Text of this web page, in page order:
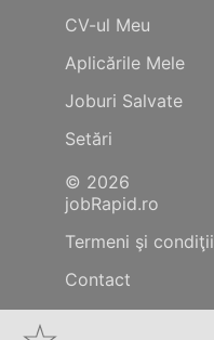
CV-ul Meu
Aplicările Mele
Joburi Salvate
Setări
© 2026
jobRapid.ro
Termeni şi condiţii
Contact